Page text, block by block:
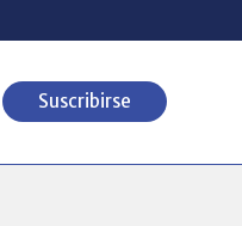
Suscribirse